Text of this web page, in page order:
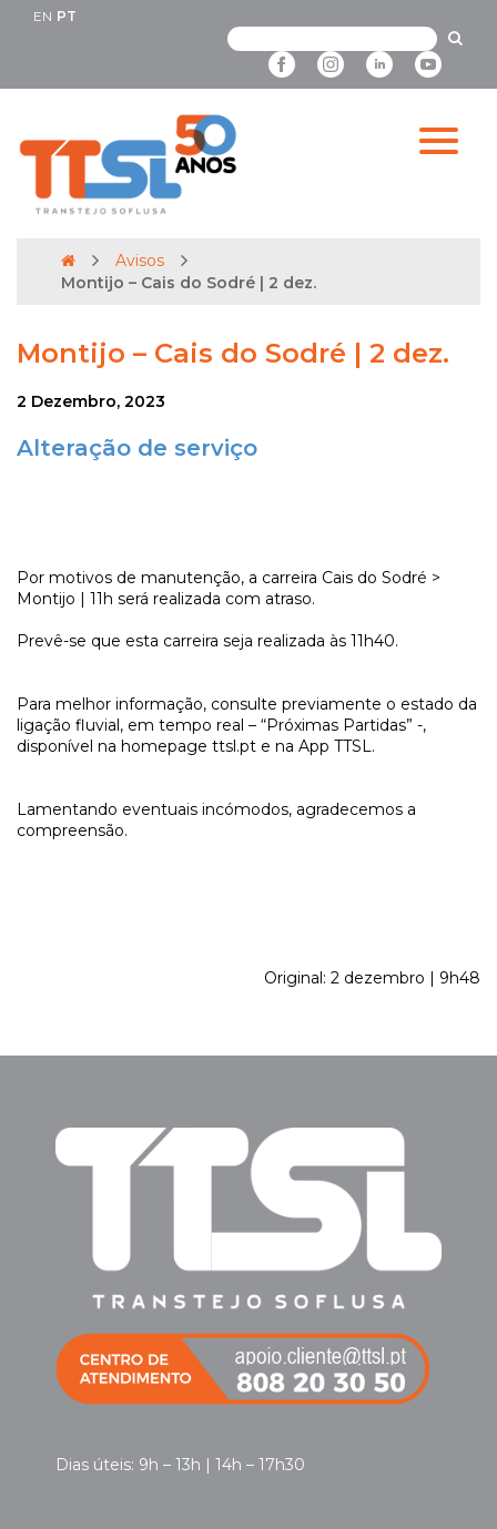
EN PT
Avisos
Montijo – Cais do Sodré | 2 dez.
Montijo – Cais do Sodré | 2 dez.
2 Dezembro, 2023
Alteração de serviço
Por motivos de manutenção, a carreira Cais do Sodré >
Montijo | 11h será realizada com atraso.
Prevê-se que esta carreira seja realizada às 11h40.
Para melhor informação, consulte previamente o estado da
ligação fluvial, em tempo real – “Próximas Partidas” -,
disponível na homepage ttsl.pt e na App TTSL.
Lamentando eventuais incómodos, agradecemos a
compreensão.
Original: 2 dezembro | 9h48
Dias úteis: 9h – 13h | 14h – 17h30